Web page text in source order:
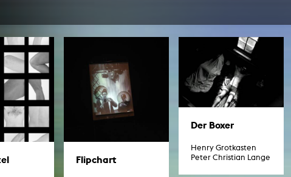
Flipchart
Der Boxer
Henry Grotkasten
Peter Christian Lange